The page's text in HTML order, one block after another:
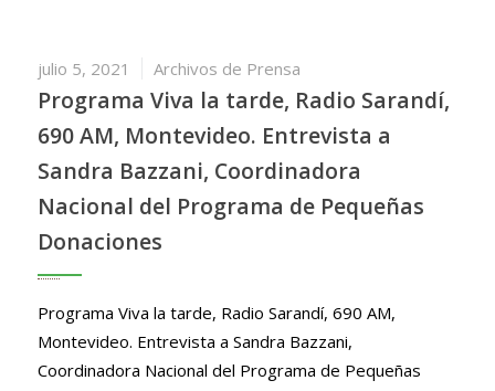
julio 5, 2021 Archivos de Prensa
Programa Viva la tarde, Radio Sarandí,
690 AM, Montevideo. Entrevista a
Sandra Bazzani, Coordinadora
Nacional del Programa de Pequeñas
Donaciones
Programa Viva la tarde, Radio Sarandí, 690 AM,
Montevideo. Entrevista a Sandra Bazzani,
Coordinadora Nacional del Programa de Pequeñas